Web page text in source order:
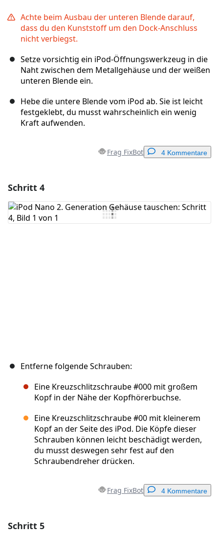
Achte beim Ausbau der unteren Blende darauf,
dass du den Kunststoff um den Dock-Anschluss
nicht verbiegst.
Setze vorsichtig ein iPod-Öffnungswerkzeug in die
Naht zwischen dem Metallgehäuse und der weißen
unteren Blende ein.
Hebe die untere Blende vom iPod ab. Sie ist leicht
festgeklebt, du musst wahrscheinlich ein wenig
Kraft aufwenden.
Frag FixBot 4 Kommentare
Kommentar hinzufügen
Schritt 4
Entferne folgende Schrauben:
Eine Kreuzschlitzschraube #000 mit großem
Kopf in der Nähe der Kopfhörerbuchse.
Eine Kreuzschlitzschraube #00 mit kleinerem
Kopf an der Seite des iPod. Die Köpfe dieser
Schrauben können leicht beschädigt werden,
du musst deswegen sehr fest auf den
Schraubendreher drücken.
Frag FixBot 4 Kommentare
Schritt 5